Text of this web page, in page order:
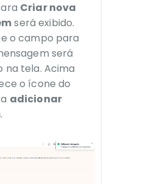
Criar nova
será exibido.
o campo para
será
na tela. Acima
o ícone do
adicionar
.